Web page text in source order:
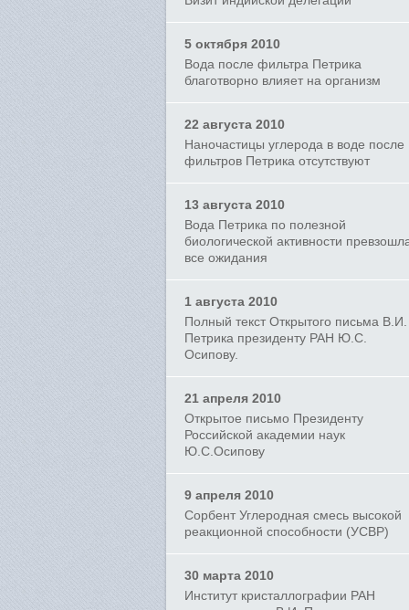
5 октября 2010
Вода после фильтра Петрика
благотворно влияет на организм
22 августа 2010
Наночастицы углерода в воде после
фильтров Петрика отсутствуют
13 августа 2010
Вода Петрика по полезной
биологической активности
все ожидания
1 августа 2010
Полный текст Открытого письма В.И.
Петрика президенту РАН Ю.С.
Осипову.
21 апреля 2010
Открытое письмо Президенту
Российской академии наук
Ю.С.Осипову
9 апреля 2010
Сорбент Углеродная смесь высокой
реакционной способности (УСВР)
30 марта 2010
Институт кристаллографии РАН